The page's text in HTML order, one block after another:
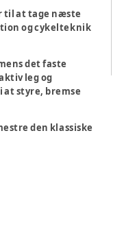
til at tage næste
og cykelteknik
detfaste
leg og
styre, bremse
den klassiske